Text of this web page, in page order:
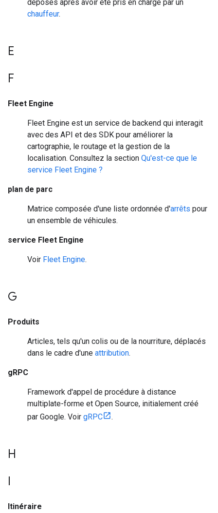
déposés après avoir été pris en charge par un
chauffeur.
E
F
Fleet Engine
Fleet Engine est un service de backend qui interagit
avec des API et des SDK pour améliorer la
cartographie, le routage et la gestion de la
localisation. Consultez la section Qu'est-ce que le
service Fleet Engine ?
plan de parc
Matrice composée d'une liste ordonnée d'arrêts pour
un ensemble de véhicules.
service Fleet Engine
Voir Fleet Engine.
G
Produits
Articles, tels qu'un colis ou de la nourriture, déplacés
dans le cadre d'une attribution.
gRPC
Framework d'appel de procédure à distance
multiplate-forme et Open Source, initialement créé
par Google. Voir gRPC .
H
I
Itinéraire